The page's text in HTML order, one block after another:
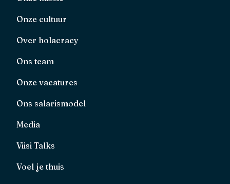
Onze cultuur
Over holacracy
Ons team
Onze vacatures
Ons salarismodel
Media
Viisi Talks
Voel je thuis